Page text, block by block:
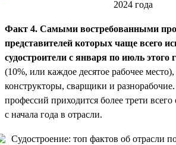
Факт 4. Самыми востребованными
представителей которых чаще всего
судостроители с января по июль этого
(10%, или каждое десятое рабочее
конструкторы, сварщики и
профессий приходится более трети
с начала года в отрасли.